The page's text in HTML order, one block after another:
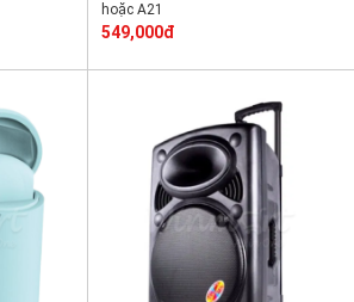
hoặc A21
549,000đ